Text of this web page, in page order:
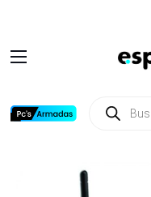
productos